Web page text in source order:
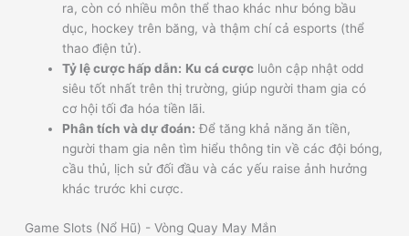
ra, còn có nhiều môn thể thao khác như bóng bầu
dục, hockey trên băng, và thậm chí cả esports (thể
thao điện tử).
Tỷ lệ cược hấp dẫn: Ku cá cược luôn cập nhật odd
siêu tốt nhất trên thị trường, giúp người tham gia có
cơ hội tối đa hóa tiền lãi.
Phân tích và dự đoán: Để tăng khả năng ăn tiền,
người tham gia nên tìm hiểu thông tin về các đội bóng,
cầu thủ, lịch sử đối đầu và các yếu raise ảnh hưởng
khác trước khi cược.
Game Slots (Nổ Hũ) - Vòng Quay May Mắn